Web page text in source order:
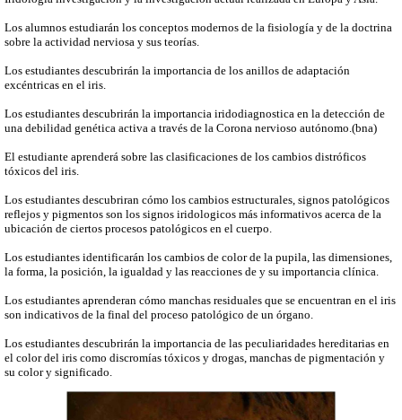
Los alumnos estudiarán los conceptos modernos de la fisiología y de la doctrina
sobre la actividad nerviosa y sus teorías.
Los estudiantes descubrirán la importancia de los anillos de adaptación
excéntricas en el iris.
Los estudiantes descubrirán la importancia iridodiagnostica en la detección de
una debilidad genética activa a través de la Corona nervioso autónomo.(bna)
El estudiante aprenderá sobre las clasificaciones de los cambios distróficos
tóxicos del iris.
Los estudiantes descubriran cómo los cambios estructurales, signos patológicos
reflejos y pigmentos son los signos iridologicos más informativos acerca de la
ubicación de ciertos procesos patológicos en el cuerpo.
Los estudiantes identificarán los cambios de color de la pupila, las dimensiones,
la forma, la posición, la igualdad y las reacciones de y su importancia clínica.
Los estudiantes aprenderan cómo manchas residuales que se encuentran en el iris
son indicativos de la final del proceso patológico de un órgano.
Los estudiantes descubrirán la importancia de las peculiaridades hereditarias en
el color del iris como discromías tóxicos y drogas, manchas de pigmentación y
su colory significado.